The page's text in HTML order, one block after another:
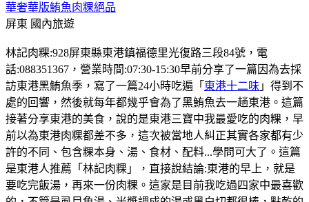
華奢華版鮪魚肉粿絕品
屏東 國內旅遊
林記肉粿:928屏東縣東港鎮福德里光復路三段84號，電
話:088351367，營業時間:07:30-15:30早前分享了一篇因為去採
訪東港黑鮪魚季，寫了一篇24小時吃遍「 東港十二味 」得到不
處的回響，然後就每年都幾乎會為了黑鮪魚去一趟東港。這篇
接著分享東港的美食，說的是東港三寶中我最愛吃的肉粿，早
前以為東港肉粿都差不多，這次被當地人糾正其實各家都有少
許的不同、包含粿本身、湯、食材、配料...學問可大了。這篇
是東港人推薦「林記肉粿」，直接說結論:東港的早上，就是
要吃完飯湯，再來一份肉粿。這家是目前我吃過四家中最喜歡